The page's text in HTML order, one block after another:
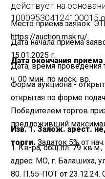
действует на
100095304124100015
Место приема заявок:
https://auction.msk.ru/.
Дата начала приема
15.01.2025 г.
Дата окончания приема
Дата, время проведения
ч. 00 мин. по моск. вр.
Форма аукциона -
открытая по форме
Победителем торгов
предложивший
Изв. 1. Залож. арест.
торги.Задаток 5% от
1. Кв-ра, общ.пл. 79
адрес: МО, г. Балашиха,
80. П.55-ПОТ от 23.12.24.